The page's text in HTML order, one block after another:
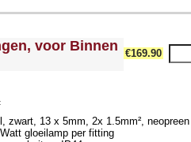
voor Binnen
€169.90
zwart, 13 x 5mm, 2x 1.5mm², neopreen
gloeilamp per fitting